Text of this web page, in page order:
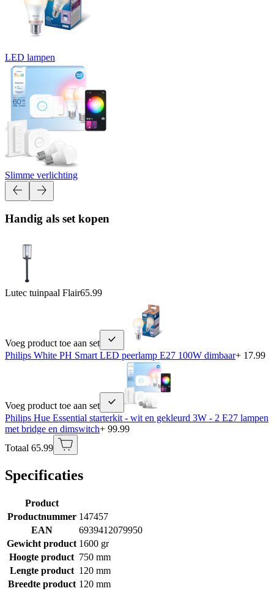
LED lampen
Slimme verlichting
Handig als set kopen
Lutec tuinpaal Flair65.99
Voeg product toe aan set
Philips White PH Smart LED peerlamp E27 100W dimbaar+ 17.99
Voeg product toe aan set
Philips Hue Essential starterkit - wit en gekleurd 3W - 2 E27 lampen
met bridge en dimswitch+ 99.99
Totaal 65.99
Specificaties
Product
Productnummer 147457
EAN
6939412079950
Gewicht product 1600 gr
Hoogte product 750 mm
Lengte product 120 mm
Breedte product 120 mm